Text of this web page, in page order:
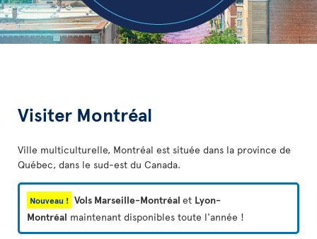
Visiter Montréal
Ville multiculturelle, Montréal est située dans la province de
Québec, dans le sud-est du Canada.
Nouveau ! Vols Marseille-Montréal et Lyon-
Montréal maintenant disponibles toute l'année !